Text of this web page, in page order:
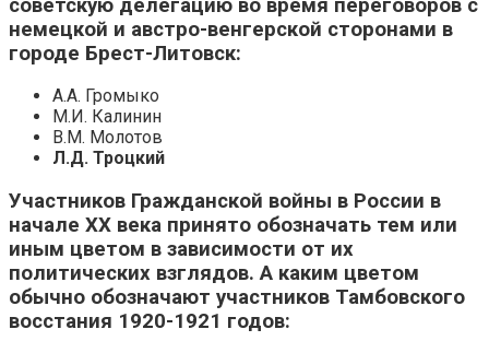
советскую делегацию во время переговоров с
немецкой и австро-венгерской сторонами в
городе Брест-Литовск:
А.А. Громыко
М.И. Калинин
В.М. Молотов
Л.Д. Троцкий
Участников Гражданской войны в России в
начале XX века принято обозначать тем или
иным цветом в зависимости от их
политических взглядов. А каким цветом
обычно обозначают участников Тамбовского
восстания 1920-1921 годов: